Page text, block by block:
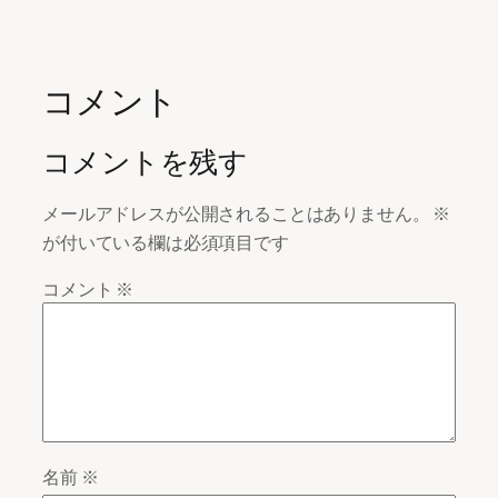
コメント
コメントを残す
メールアドレスが公開されることはありません。
※
が付いている欄は必須項目です
コメント ※
名前 ※